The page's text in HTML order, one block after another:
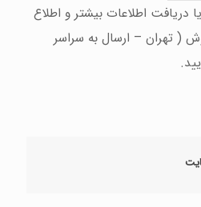
اطلاعات بیشتر و اطلاع
( تهران – ارسال به سراسر